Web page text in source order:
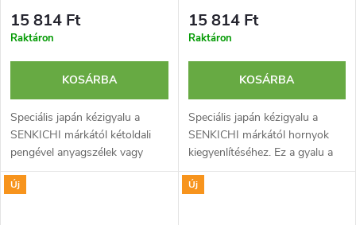
15 814 Ft
Raktáron
KOSÁRBA
Speciális japán kézigyalu a
SENKICHI márkától kétoldali
pengével anyagszélek vagy
hornyok felső részének
gyalulására. A gyalu állítható
15 814 Ft
Raktáron
KOSÁRBA
Speciális japán kézigyalu a
SENKICHI márkától hornyok
kiegyenlítéséhez. Ez a gyalu a
Kushigata Kanna gyalu
alternatívája. Pengéje laminált
Új Új